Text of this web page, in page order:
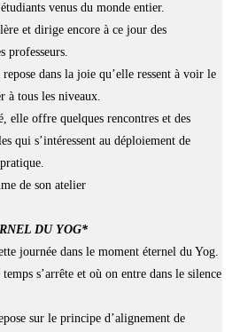
venus du monde entier.
et dirige encore à ce jour des
professeurs.
dans la joie qu’elle ressent à voir le
à tous les niveaux.
elle offre quelques rencontres et des
qui s’intéressent au déploiement de
de son atelier
DU YOG*
journée dans le moment éternel du Yog.
s’arrête et où on entre dans le silence
sur le principe d’alignement de